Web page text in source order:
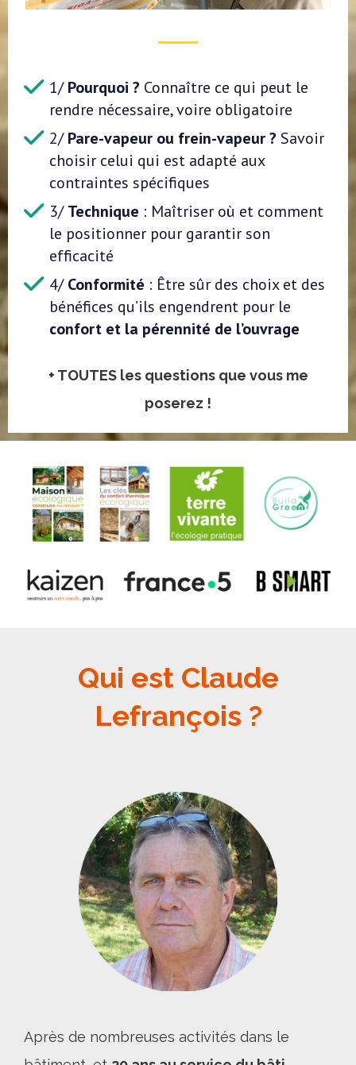
1/Pourquoi ? Connaître ce qui peut le
rendre nécessaire, voire obligatoire
2/Pare-vapeur ou frein-vapeur ? Savoir
choisir celui qui est adapté aux
contraintes spécifiques
3/Technique : Maîtriser où et comment
le positionner pour garantir son
efficacité
4/Conformité : Être sûr des choix et des
bénéfices qu’ils engendrent pour le
confort et la pérennité de l’ouvrage
+ TOUTES les questions que vous me
poserez !
Qui est Claude
Lefrançois ?
Après de nombreuses activités dans le